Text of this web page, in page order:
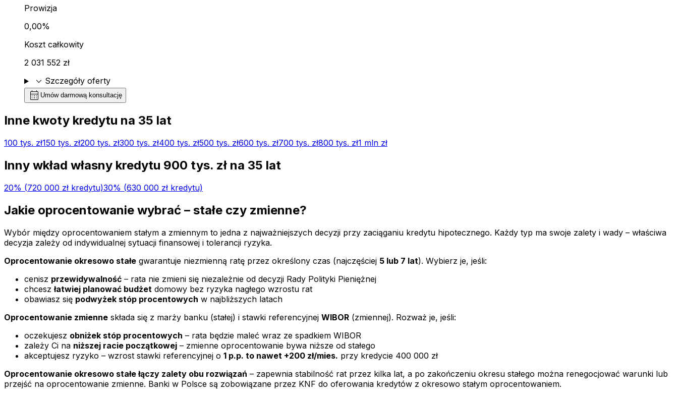
Prowizja
0,00%
Koszt całkowity
2 031 552 zł
expand_more Szczegóły oferty
calendar_month Umów darmową konsultację
Inne kwoty kredytu na 35 lat
100 tys. zł150 tys. zł200 tys. zł300 tys. zł400 tys. zł500 tys. zł600 tys. zł700 tys. zł800 tys. zł1 mln zł
Inny wkład własny kredytu 900 tys. zł na 35 lat
20% (720 000 zł kredytu)30% (630 000 zł kredytu)
Jakie oprocentowanie wybrać – stałe czy zmienne?
Wybór między oprocentowaniem stałym a zmiennym to jedna z najważniejszych decyzji przy zaciąganiu kredytu hipotecznego. Każdy typ ma swoje zalety i wady – właściwa
decyzja zależy od indywidualnej sytuacji finansowej i tolerancji ryzyka.
Oprocentowanie okresowo stałe gwarantuje niezmienną ratę przez określony czas (najczęściej 5 lub 7 lat). Wybierz je, jeśli:
cenisz przewidywalność – rata nie zmieni się niezależnie od decyzji Rady Polityki Pieniężnej
chceszłatwiej planować budżet domowy bez ryzyka nagłego wzrostu rat
obawiasz się podwyżek stóp procentowych w najbliższych latach
Oprocentowanie zmienne składa się z marży banku (stałej) i stawki referencyjnej WIBOR (zmiennej). Rozważ je, jeśli:
oczekujesz obniżek stóp procentowych – rata będzie maleć wraz ze spadkiem WIBOR
zależy Ci na niższej racie początkowej – zmienne oprocentowanie bywa niższe od stałego
akceptujesz ryzyko – wzrost stawki referencyjnej o 1 p.p. to nawet +200 zł/mies. przy kredycie 400 000 zł
Oprocentowanie okresowo stałe łączy zalety obu rozwiązań – zapewnia stabilność rat przez kilka lat, a po zakończeniu okresu stałego można renegocjować warunki lub
przejść na oprocentowanie zmienne. Banki w Polsce są zobowiązane przez KNF do oferowania kredytów z okresowo stałym oprocentowaniem.